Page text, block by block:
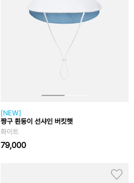
[NEW]
짱구 흰둥이 선샤인 버킷햇
화이트
79,000